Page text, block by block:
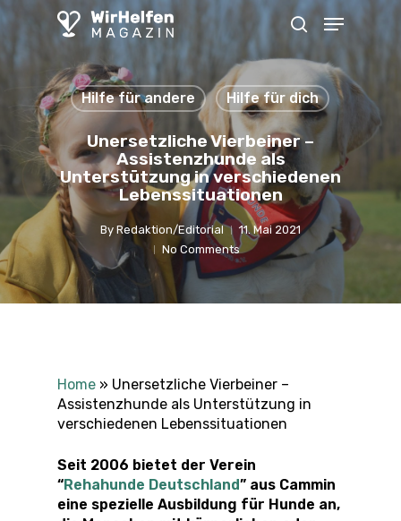
Skip
to
content
Menu
Hilfe für andere Hilfe für dich
Unersetzliche Vierbeiner –
Assistenzhunde als
Unterstützung in verschiedenen
Lebenssituationen
By Redaktion/Editorial
11. Mai 2021
No Comments
Home » Unersetzliche Vierbeiner –
Assistenzhunde als Unterstützung in
verschiedenen Lebenssituationen
Seit 2006 bietet der Verein
“Rehahunde Deutschland” aus Cammin
eine spezielle Ausbildung für Hunde an,